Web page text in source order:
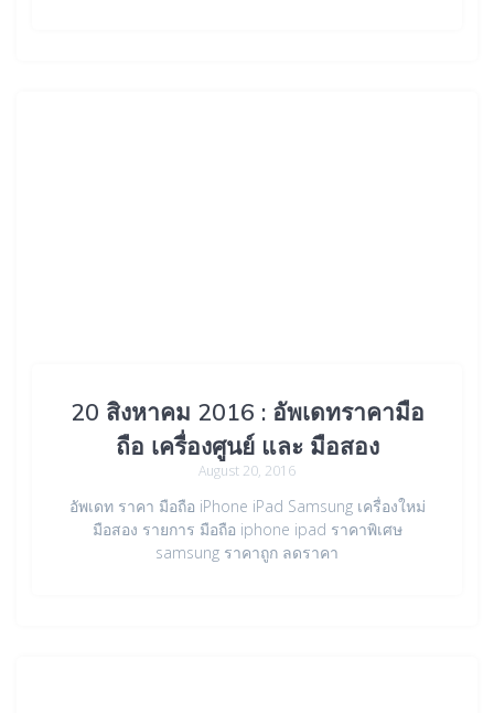
20 สิงหาคม 2016 : อัพเดทราคามือ
ถือ เครื่องศูนย์ และ มือสอง
August 20, 2016
อัพเดท ราคา มือถือ iPhone iPad Samsung เครื่องใหม่
มือสอง รายการ มือถือ iphone ipad ราคาพิเศษ
samsung ราคาถูก ลดราคา